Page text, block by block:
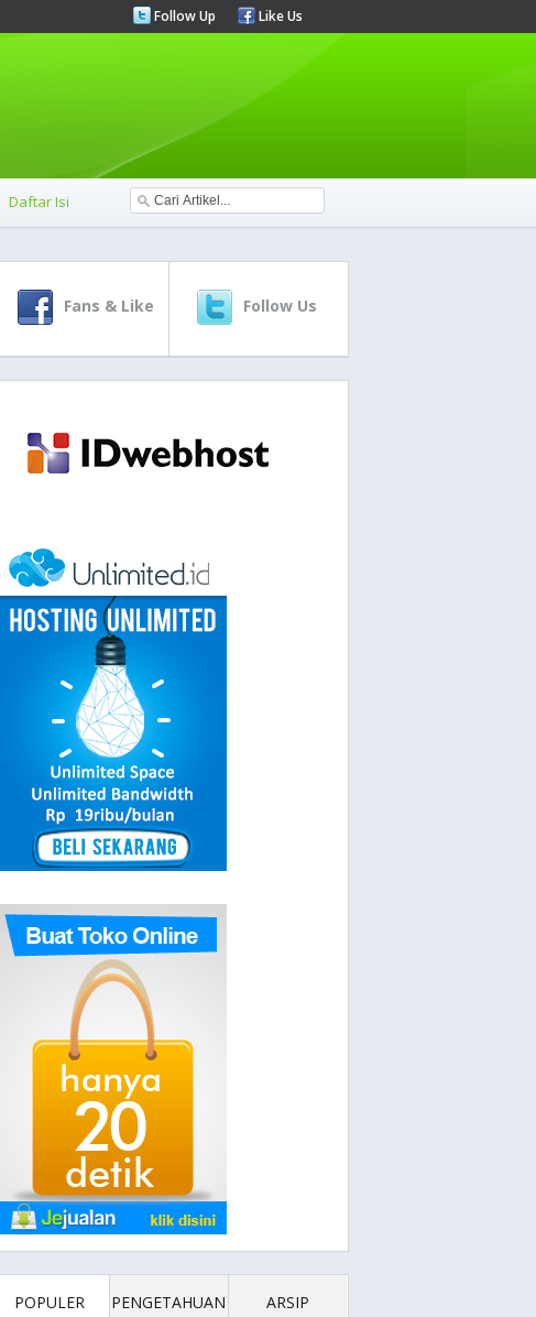
Follow Up Like Us
Daftar Isi
Fans & Like Follow Us
POPULER PENGETAHUAN ARSIP